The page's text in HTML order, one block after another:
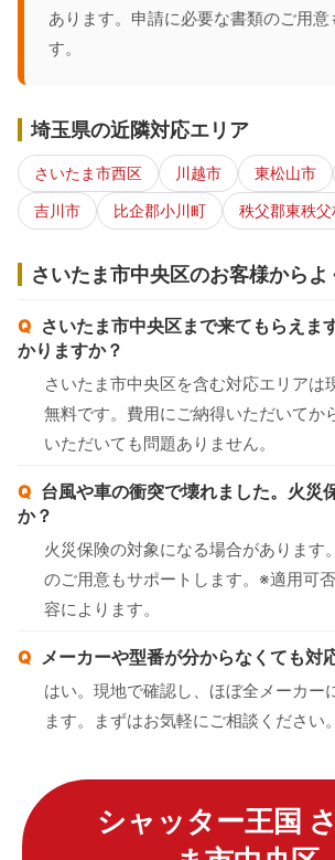
あります。申請に必要な書類のご用意
す。
埼玉県の近隣対応エリア
さいたま市西区 川越市 東松山市
吉川市
比企郡小川町 秩父郡東秩父
さいたま市中央区のお客様からよ
さいたま市中央区まで来てもらえま
かりますか？
さいたま市中央区を含む対応エリアは
無料です。費用にご納得いただいてか
いただいても問題ありません。
台風や車の衝突で壊れました。火災
か？
火災保険の対象になる場合があります
のご用意もサポートします。※適用可
容によります。
メーカーや型番が分からなくても対
はい。現地で確認し、ほぼ全メーカー
ます。まずはお気軽にご相談ください。
シャッター王国